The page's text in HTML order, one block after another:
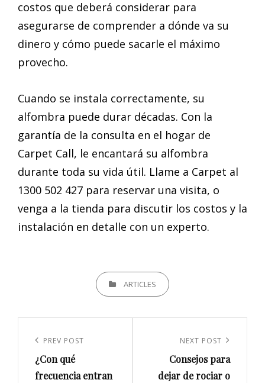
costos que deberá considerar para
asegurarse de comprender a dónde va su
dinero y cómo puede sacarle el máximo
provecho.
Cuando se instala correctamente, su
alfombra puede durar décadas. Con la
garantía de la consulta en el hogar de
Carpet Call, le encantará su alfombra
durante toda su vida útil. Llame a Carpet al
1300 502 427 para reservar una visita, o
venga a la tienda para discutir los costos y la
instalación en detalle con un experto.
CATEGORIESARTICLES
entradas
Previous
Post
PREV POST
¿Con qué
frecuencia entran
Post
NEXT POST
Consejos para
dejar de rociar o